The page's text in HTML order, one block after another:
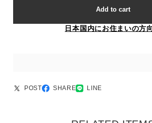
Add to cart
日本国内にお住まいの方
POST SHARE LINE